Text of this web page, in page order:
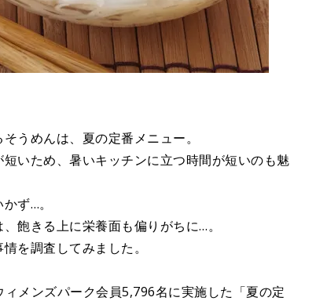
うめんは、夏の定番メニュー。
いため、暑いキッチンに立つ時間が短いのも魅
ず…。
飽きる上に栄養面も偏りがちに…。
を調査してみました。
メンズパーク会員5,796名に実施した「夏の定